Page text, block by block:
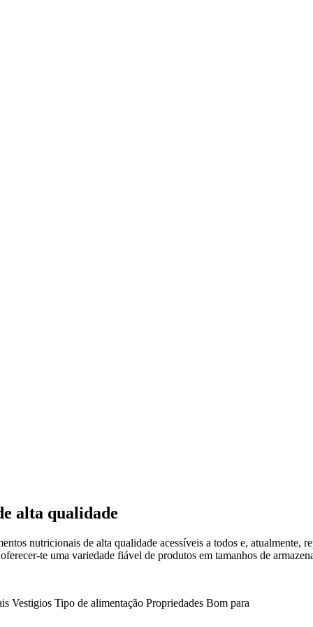
alta qualidade
nutricionais de alta qualidade acessíveis a todos e, atualmente,
te uma variedade fiável de produtos em tamanhos de
Vestigios Tipo de alimentação Propriedades Bom para